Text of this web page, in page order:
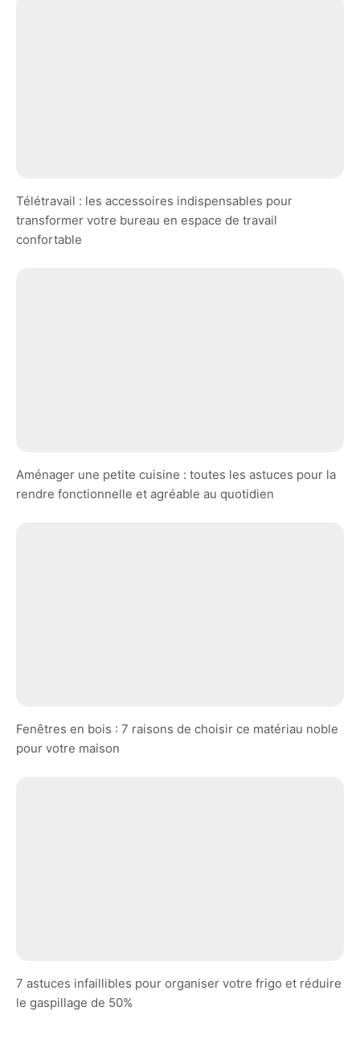
Télétravail : les accessoires indispensables pour
transformer votre bureau en espace de travail
confortable
Aménager une petite cuisine : toutes les astuces pour la
rendre fonctionnelle et agréable au quotidien
Fenêtres en bois : 7 raisons de choisir ce matériau noble
pour votre maison
7 astuces infaillibles pour organiser votre frigo et réduire
le gaspillage de 50%